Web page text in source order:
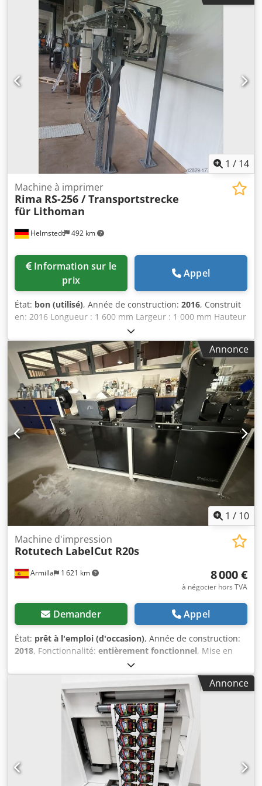
d'imprimer des informations de contact (nom, adresse,
etc.). La machine est en état neuf.
1 / 14
Helmstedt 492 km
Machine à imprimer
Rima RS-256 / Transportstrecke
für Lithoman
prix
Appel
État: bon (utilisé), Année de construction: 2016, Construit
en: 2016 Longueur : 1 600 mm Largeur : 1 000 mm Hauteur
: 2 200 mm Dedpfsu R Rynjx Ahfokr
Annonce
1 / 10
Armilla 1 621 km
Machine d'impression
Rotutech LabelCut R20s
8 000 €
à négocier hors TVA
Demander Appel
État: prêt à l'emploi (d'occasion), Année de construction:
2018, Fonctionnalité: entièrement fonctionnel, Mise en
vente de la LabelCut R20s de Rotutech, système de finition
et découpe rotative pour étiquettes en bobine,
spécialement conçu pour les environnements de
production numérique exigeant une haute précision, une
préparation rapide et une grande fiabilité, notamment
pour les petites et moyennes séries. Il s’agit d’une solution
idéale en complément des presses numériques,
optimisant le flux impression → finition grâce à une
empreinte compacte et une utilisation très simple.
Équipement en bon état de fonctionnement, prêt pour la
Annonce